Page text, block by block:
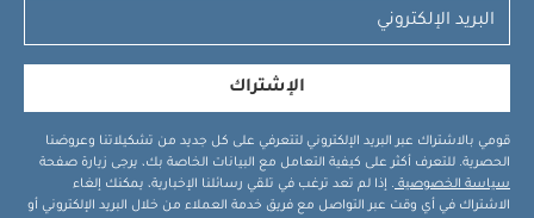
الإشتراك
قومي بالاشتراك عبر البريد الإلكتروني لتتعرفي على كل جديد من تشكيلاتنا وعروضنا
الحصرية. للتعرف أكثر على كيفية التعامل مع البيانات الخاصة بك، يرجى زيارة صفحة
سياسة الخصوصية . إذا لم تعد ترغب في تلقي رسائلنا الإخبارية، يمكنك إلغاء
الاشتراك في أي وقت عبر التواصل مع فريق خدمة العملاء من خلال البريد الإلكتروني أو